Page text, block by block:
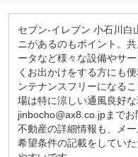
セブン-イレブン 小石川白
ニがあるのもポイント。
ータなど様々な設備やサ
くお出かけをする方にも
ンテナンスフリーになる
場は特に涼しい通風良好
jinbocho@ax8.co.jpまで
不動産の詳細情報も、メ
希望条件の記載をしてい